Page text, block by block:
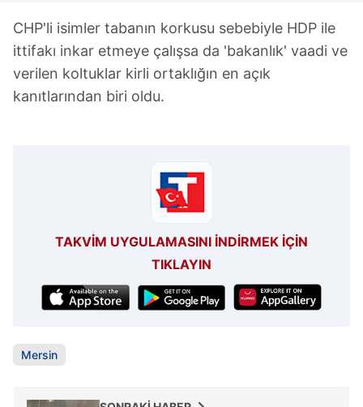
CHP'li isimler tabanın korkusu sebebiyle HDP ile
ittifakı inkar etmeye çalışsa da 'bakanlık' vaadi ve
verilen koltuklar kirli ortaklığın en açık
kanıtlarından biri oldu.
TAKVİM UYGULAMASINI İNDİRMEK İÇİN
TIKLAYIN
Mersin